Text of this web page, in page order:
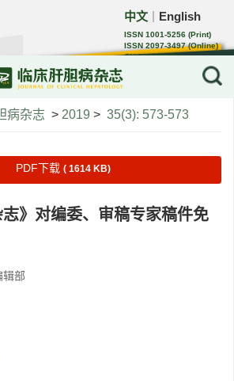
中文 English
ISSN 1001-5256 (Print)
ISSN 2097-3497 (Online)
CN 22-1108/R
病杂志 > 2019 > 35(3): 573-573
PDF下载 ( 1614 KB)
志》对编委、审稿专家稿件免
辑部